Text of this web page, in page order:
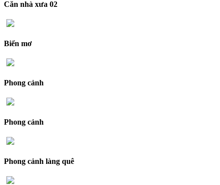
Căn nhà xưa 02
Biển mơ
Phong cảnh
Phong cảnh
Phong cảnh làng quê